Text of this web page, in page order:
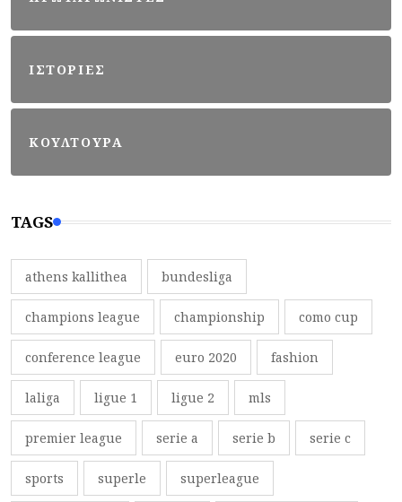
ΙΣΤΟΡΙΕΣ
ΚΟΥΛΤΟΥΡΑ
TAGS
athens kallithea bundesliga
champions league championship como cup
conference league euro 2020 fashion
laliga ligue 1 ligue 2 mls
premier league serie a serie b serie c
sports superle superleague